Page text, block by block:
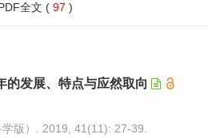
全文 ( 97 )
的发展、特点与应然取向
版）. 2019, 41(11): 27-39.